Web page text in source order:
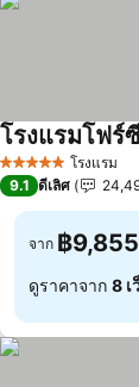
5 ดาว โรงแรม
โรงแรมโฟ
9.1 ดีเลิศ
จาก ฿9,855
ดูราคาจาก 8 เ